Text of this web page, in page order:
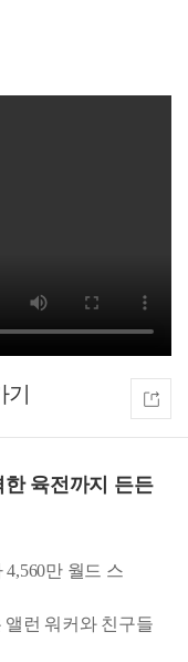
육전까지 든든
만 월드 스
런 워커와 친구들